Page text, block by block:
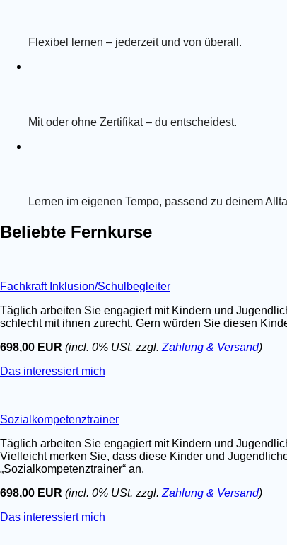
Flexibel lernen – jederzeit und von überall.
Mit oder ohne Zertifikat – du entscheidest.
Lernen im eigenen Tempo, passend zu deinem
Beliebte Fernkurse
Fachkraft Inklusion/Schulbegleiter
Täglich arbeiten Sie engagiert mit Kindern und
schlecht mit ihnen zurecht. Gern würden Sie diesen
698,00 EUR (incl. 0% USt. zzgl. Zahlung & Versand)
Das interessiert mich
Sozialkompetenztrainer
Täglich arbeiten Sie engagiert mit Kindern und
Vielleicht merken Sie, dass diese Kinder und
„Sozialkompetenztrainer“ an.
698,00 EUR (incl. 0% USt. zzgl. Zahlung & Versand)
Das interessiert mich